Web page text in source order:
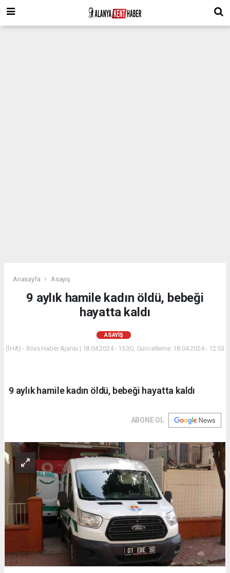
Anasayfa Asayiş
9 aylık hamile kadın öldü, bebeği
hayatta kaldı
ASAYIŞ
(İHA) - İhlas Haber Ajansı | 18.04.2024 - 15:30, Güncelleme: 18.04.2024 - 12:53
9 aylık hamile kadın öldü, bebeği hayatta kaldı
ABONE OL